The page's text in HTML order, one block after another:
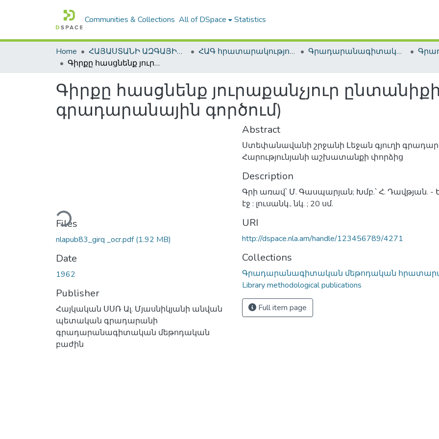
Communities & Collections All of DSpace Statistics
Home ՀԱՅԱՍՏԱՆԻ ԱԶԳԱՅԻՆ ԳՐԱԴԱՐԱՆԻ ԹՎԱՅԻՆ ՊԱՀՈՑ / DIGITAL REPOSITORY OF NLA ՀԱԳ հրատարակություններ / NLA Publications Գրադարանագիտական մեթոդական հրատարակություններ / Library methodological publications
Գիրքը հասցնենք յուրաքանչյուր ընտանիքի: (Նորը գրադարանային գործում)
Գիրքը հասցնենք յուրաքանչյուր
գրադարանային գործում)
Loading...
Files
nlapub83_girq _ocr.pdf(1.92 MB)
Date
1962
Publisher
Հայկական ՍՍՌ Ալ. Մյասնիկյանի անվան
պետական գրադարանի
գրադարանագիտական մեթոդական
բաժին
Abstract
Ստեփանավանի շրջանի Լեջան գյուղի
Հարությունյանի աշխատանքի փորձից
Description
Գրի առավ՝ Մ. Գասպարյան; Խմբ.՝ Հ. Դավթյան. -
էջ : լուսանկ., նկ. ; 20 սմ.
URI
http://dspace.nla.am/handle/123456789/4271
Collections
Գրադարանագիտական մեթոդական
Library methodological publications
Full item page